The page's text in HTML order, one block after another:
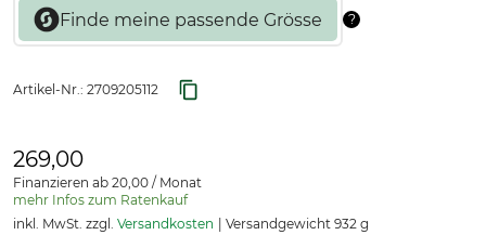
Artikel-Nr.: 2709205112
269,00
Finanzieren ab 20,00 / Monat
mehr Infos zum Ratenkauf
inkl. MwSt. zzgl. Versandkosten Versandgewicht 932 g